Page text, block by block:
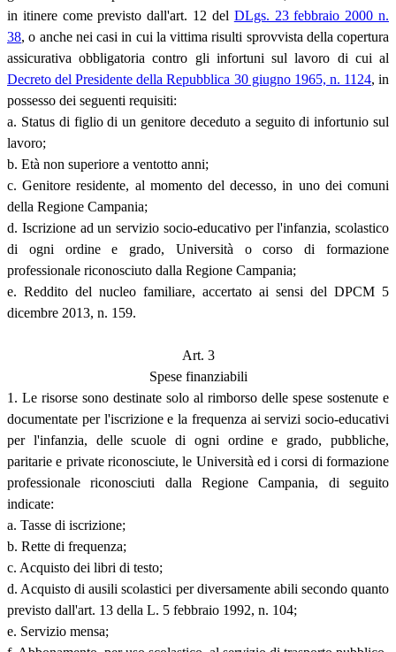
in itinere come previsto dall'art. 12 del DLgs. 23 febbraio 2000 n.
38, o anche nei casi in cui la vittima risulti sprovvista della copertura
assicurativa obbligatoria contro gli infortuni sul lavoro di cui al
Decreto del Presidente della Repubblica 30 giugno 1965, n. 1124, in
possesso dei seguenti requisiti:
a. Status di figlio di un genitore deceduto a seguito di infortunio sul
lavoro;
b. Età non superiore a ventotto anni;
c. Genitore residente, al momento del decesso, in uno dei comuni
della Regione Campania;
d. Iscrizione ad un servizio socio-educativo per l'infanzia, scolastico
di ogni ordine e grado, Università o corso di formazione
professionale riconosciuto dalla Regione Campania;
e. Reddito del nucleo familiare, accertato ai sensi del DPCM 5
dicembre 2013, n. 159.
Art. 3
Spese finanziabili
1. Le risorse sono destinate solo al rimborso delle spese sostenute e
documentate per l'iscrizione e la frequenza ai servizi socio-educativi
per l'infanzia, delle scuole di ogni ordine e grado, pubbliche,
paritarie e private riconosciute, le Università ed i corsi di formazione
professionale riconosciuti dalla Regione Campania, di seguito
indicate:
a. Tasse di iscrizione;
b. Rette di frequenza;
c. Acquisto dei libri di testo;
d. Acquisto di ausili scolastici per diversamente abili secondo quanto
previsto dall'art. 13 della L. 5 febbraio 1992, n. 104;
e. Servizio mensa;